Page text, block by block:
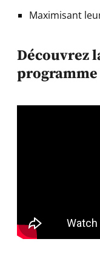
Maximisant
Découvrez
programme